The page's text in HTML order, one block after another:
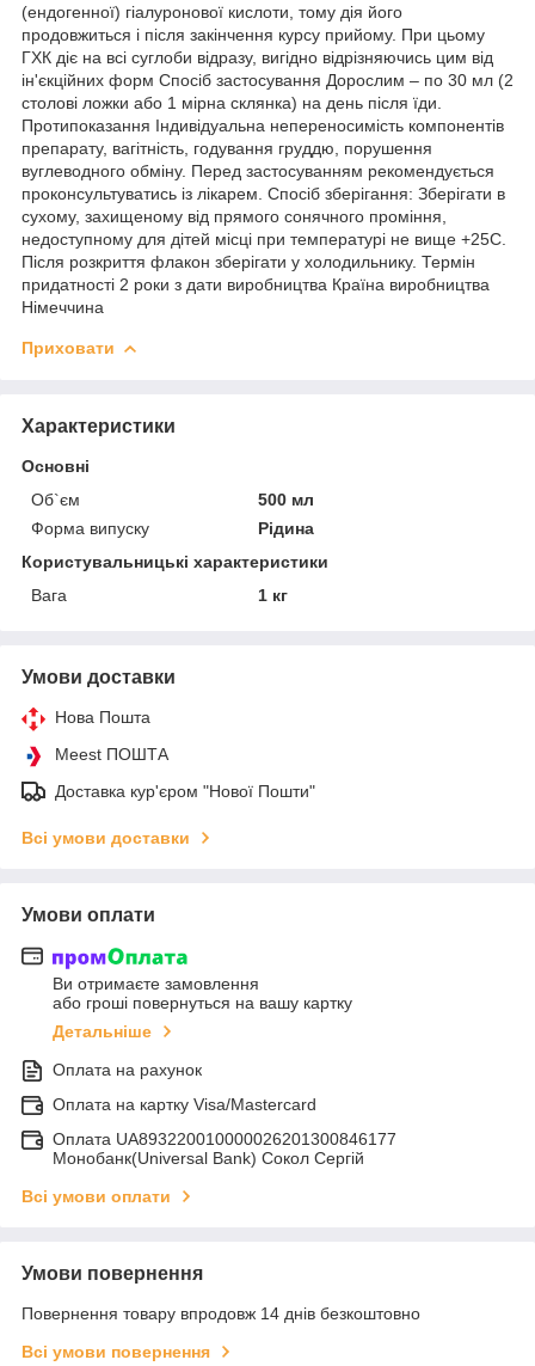
(ендогенної) гіалуронової кислоти, тому дія його
продовжиться і після закінчення курсу прийому. При цьому
ГХК діє на всі суглоби відразу, вигідно відрізняючись цим від
ін'єкційних форм Спосіб застосування Дорослим – по 30 мл (2
столові ложки або 1 мірна склянка) на день після їди.
Протипоказання Індивідуальна непереносимість компонентів
препарату, вагітність, годування груддю, порушення
вуглеводного обміну. Перед застосуванням рекомендується
проконсультуватись із лікарем. Спосіб зберігання: Зберігати в
сухому, захищеному від прямого сонячного проміння,
недоступному для дітей місці при температурі не вище +25С.
Після розкриття флакон зберігати у холодильнику. Термін
придатності 2 роки з дати виробництва Країна виробництва
Німеччина
Приховати
Характеристики
Основні
Об`єм
500 мл
Форма випуску
Рідина
Користувальницькі характеристики
Вага
1 кг
Умови доставки
Нова Пошта
Meest ПОШТА
Доставка кур'єром "Нової Пошти"
Всі умови доставки
Умови оплати
Ви отримаєте замовлення
або гроші повернуться на вашу картку
Детальніше
Оплата на рахунок
Оплата на картку Visa/Mastercard
Оплата UA893220010000026201300846177
Монобанк(Universal Bank) Сокол Сергій
Всі умови оплати
Умови повернення
Повернення товару впродовж 14 днів безкоштовно
Всі умови повернення